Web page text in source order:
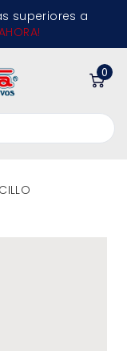
superiores a
0